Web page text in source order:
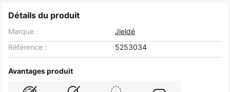
Détails du produit
Marque :
Jieldé
Référence :
5253034
Avantages produit